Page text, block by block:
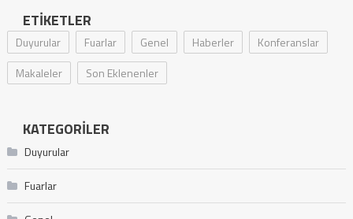
ETIKETLER
Duyurular Fuarlar Genel Haberler
Konferanslar
Makaleler
Son Eklenenler
KATEGORILER
Duyurular
Fuarlar